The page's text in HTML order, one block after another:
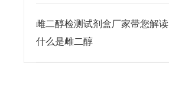
雌二醇检测试剂盒厂家带您解读
什么是雌二醇